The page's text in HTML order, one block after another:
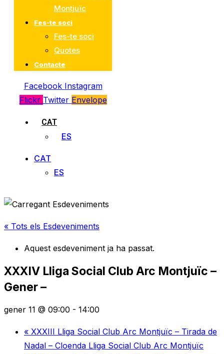
Montjuïc
Fes-te soci
Fes-te soci
Quotes
Contacte
Facebook Instagram
Flickr Twitter Envelope
CAT
ES
CAT
ES
« Tots els Esdeveniments
Aquest esdeveniment ja ha passat.
XXXIV Lliga Social Club Arc Montjuïc –
Gener –
gener 11 @ 09:00 - 14:00
« XXXIII Lliga Social Club Arc Montjuïc – Tirada de
Nadal – Cloenda Lliga Social Club Arc Montjuïc